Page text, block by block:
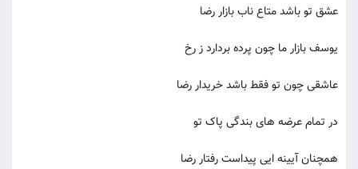
عشق تو باشد متاع ناب بازار رضا
یوسف بازار ما چون پرده بردارد ز رخ
عاشقی چون تو فقط باشد خریدار رضا
در تمام عرضه های بندگی پاک تو
همچنان آیینه ایی پیداست رفتار رضا